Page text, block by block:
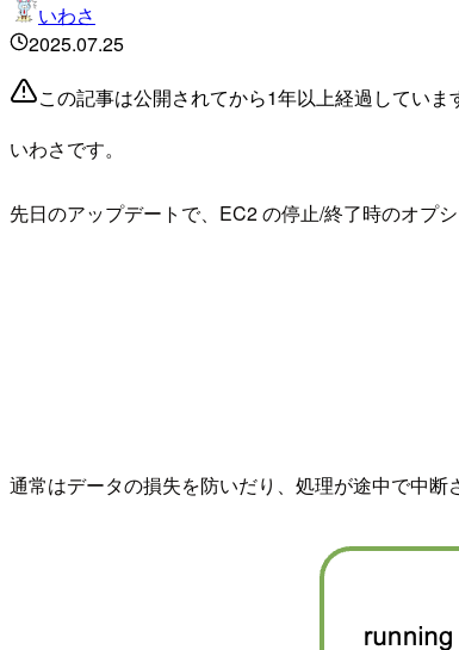
いわさ
2025.07.25
この記事は公開されてから1年以上経過してい
いわさです。
先日のアップデートで、EC2 の停止/終了時のオプ
通常はデータの損失を防いだり、処理が途中で中